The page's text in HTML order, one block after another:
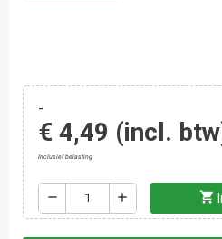
-
€ 4,49 (incl.
Inclusief belasting
remove add shopping_cart